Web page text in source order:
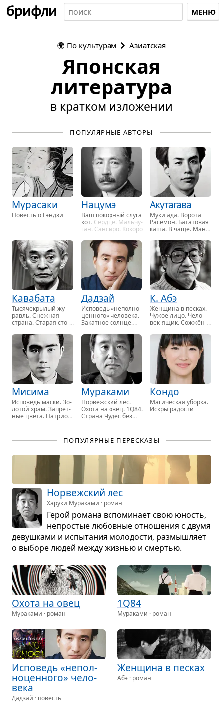
МЕНЮ
🌍 По культурам Азиатская
Японская
литература
в кратком изложении
ПОПУЛЯРНЫЕ АВТОРЫ
Мурасаки
По­весть о Гэн­дзи
Нацумэ
Ваш по­кор­ный слуга
кот. Серд­це. Маль­чу­
ган. Сан­си­ро. Ко­ко­ро
Акутагава
Муки ада. Во­ро­та
Расё­мон. Ба­та­то­вая
каша. В чаще. Ман­
Кавабата
Ты­ся­че­кры­лый жу­
равль. Снеж­ная
стра­на. Ста­рая сто­
Дадзай
Ис­по­ведь «не­пол­но­
цен­но­го» че­ло­ве­ка.
За­кат­ное солн­це.
К. Абэ
Жен­щи­на в пес­ках.
Чужое лицо. Че­ло­
век-ящик. Со­ж­жён­
Мисима
Ис­по­ведь маски. Зо­
ло­той храм. За­прет­
ные цвета. Па­три­о­
Мураками
Нор­веж­ский лес.
Охота на овец. 1Q84.
Стра­на Чудес без
Кондо
Ма­ги­че­ская убор­ка.
Искры ра­до­сти
ПОПУЛЯРНЫЕ ПЕРЕСКАЗЫ
Нор­веж­ский лес
Харуки Мураками · роман
Герой романа вспо­ми­нает свою юность,
непро­стые любов­ные отно­ше­ния с двумя
девуш­ками и испы­та­ния моло­до­сти, раз­мыш­ляет
о выборе людей между жиз­нью и смер­тью.
Охота на овец
Мураками · роман
1Q84
Мураками · роман
Испо­ведь «непол­
но­цен­ного» чело­
века
Дадзай · повесть
Жен­щина в пес­ках
Абэ · роман